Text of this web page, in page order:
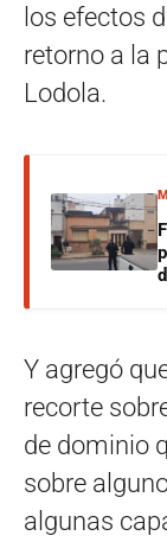
los efectos
retorno a la
Lodola.
Y agregó
recorte
de dominio
sobre
algunas